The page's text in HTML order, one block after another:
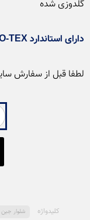
دارای استاندارد OEKO-TEX
لطفا قبل از سفارش
کلید‌واژه شلوار جین